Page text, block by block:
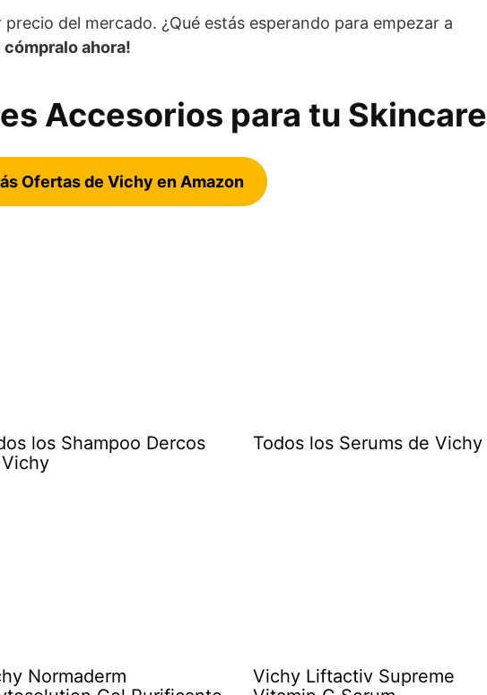
del mercado. ¿Qué estás esperando para empezar a
cómpralo ahora!
Accesorios para tu Skincare
Ofertas de Vichy en Amazon
los Shampoo Dercos
Todos los Serums de Vichy
Normaderm
Vichy Liftactiv Supreme